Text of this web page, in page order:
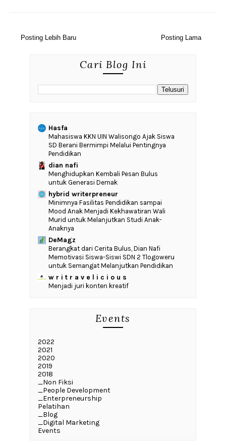
Posting Lebih Baru Posting Lama
Cari Blog Ini
Hasfa
Mahasiswa KKN UIN Walisongo Ajak Siswa
SD Berani Bermimpi Melalui Pentingnya
Pendidikan
dian nafi
Menghidupkan Kembali Pesan Bulus
untuk Generasi Demak
hybrid writerpreneur
‎Minimnya Fasilitas Pendidikan sampai
Mood Anak Menjadi Kekhawatiran Wali
Murid untuk Melanjutkan Studi Anak-
Anaknya
DeMagz
‎Berangkat dari Cerita Bulus, Dian Nafi
Memotivasi Siswa-Siswi SDN 2 Tlogoweru
untuk Semangat Melanjutkan Pendidikan
w r i t r a v e l i c i o u s
Menjadi juri konten kreatif
Events
2022
2021
2020
2019
2018
_Non Fiksi
_People Development
_Enterpreneurship
Pelatihan
_Blog
_Digital Marketing
Events